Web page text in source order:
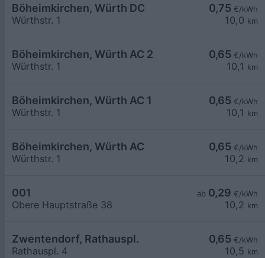
0,75 €/kWh
10,0 km
Böheimkirchen, Würth DC
Würthstr. 1
0,65 €/kWh
10,1 km
Böheimkirchen, Würth AC 2
Würthstr. 1
0,65 €/kWh
10,1 km
Böheimkirchen, Würth AC 1
Würthstr. 1
0,65 €/kWh
10,2 km
Böheimkirchen, Würth AC
Würthstr. 1
ab 0,29 €/kWh
10,2 km
001
Obere Hauptstraße 38
0,65 €/kWh
10,5 km
Zwentendorf, Rathauspl.
Rathauspl. 4